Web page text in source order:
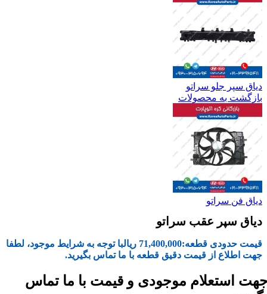
دیاق سپر جلو سراتو
بازگشت به محصولات
دیاق فن سراتو
دیاق سپر عقب سراتو
قیمت حدودی قطعه:71,400,000 ریالبا توجه به شرایط موجود، لطفا
جهت اطلاع از قیمت دقیق قطعه با ما تماس بگیرید.
استعلام موجودی و قیمت با ما تماس